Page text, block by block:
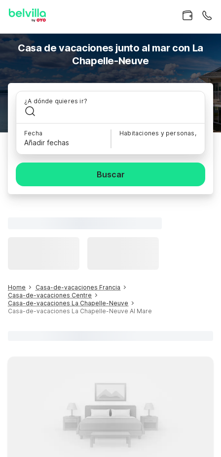
Casa de vacaciones junto al mar con La
Chapelle-Neuve
¿A dónde quieres ir?
Fecha
Añadir fechas
Habitaciones y personas,
Buscar
Home
Casa-de-vacaciones Francia
Casa-de-vacaciones Centre
Casa-de-vacaciones La Chapelle-Neuve
Casa-de-vacaciones La Chapelle-Neuve Al Mare